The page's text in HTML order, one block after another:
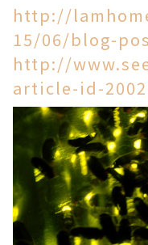
http://
15/06/blog-
http://
article-id-